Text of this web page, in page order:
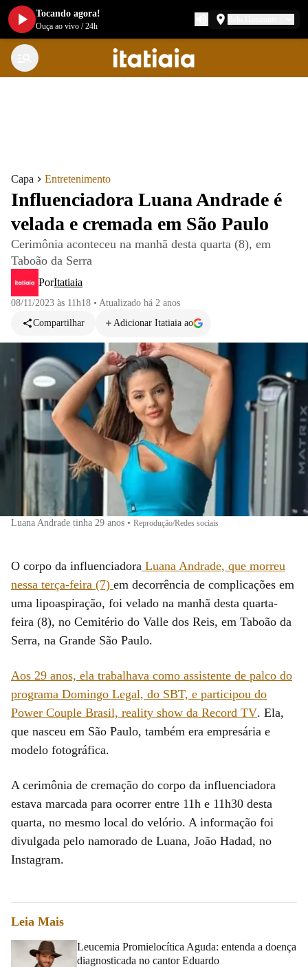
Capa Entretenimento
Influenciadora Luana Andrade é
velada e cremada em São Paulo
Cerimônia aconteceu na manhã desta quarta (8), em
Taboão da Serra
PorItatiaia
08/11/2023 às 11h18 • Atualizado há 2 anos
Compartilhar
Adicionar Itatiaia ao
Luana Andrade tinha 29 anos • Reprodução/Redes sociais
O corpo da influenciadora Luana Andrade, que morreu
nessa terça-feira (7) em decorrência de complicações em
uma lipoaspiração, foi velado na manhã desta quarta-
feira (8), no Cemitério do Valle dos Reis, em Taboão da
Serra, na Grande São Paulo.
Aos 29 anos, ela trabalhava como assistente de palco do
programa Domingo Legal, do SBT, e participou do
Power Couple Brasil, reality show da Record TV. Ela,
que nasceu em São Paulo, também era empresária e
modelo fotográfica.
A cerimônia de cremação do corpo da influenciadora
estava marcada para ocorrer entre 11h e 11h30 desta
quarta, no mesmo local do velório. A informação foi
divulgada pelo namorado de Luana, João Hadad, no
Instagram.
Leia Mais
Leucemia Promielocítica Aguda: entenda a doença
diagnosticada no cantor Eduardo
Tocando agora!
Ouça ao vivo /24h